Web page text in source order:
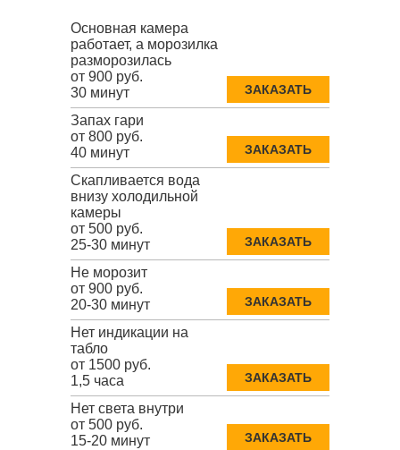
Основная камера
работает, а морозилка
разморозилась
от 900 руб.
30 минут
ЗАКАЗАТЬ
Запах гари
от 800 руб.
40 минут
ЗАКАЗАТЬ
Скапливается вода
внизу холодильной
камеры
от 500 руб.
25-30 минут
ЗАКАЗАТЬ
Не морозит
от 900 руб.
20-30 минут
ЗАКАЗАТЬ
Нет индикации на
табло
от 1500 руб.
1,5 часа
ЗАКАЗАТЬ
Нет света внутри
от 500 руб.
15-20 минут
ЗАКАЗАТЬ